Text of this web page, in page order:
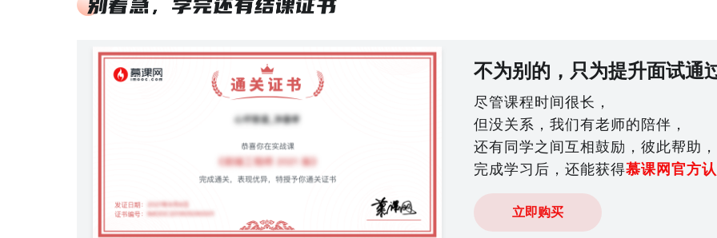
不为别的，只为提升面试通
尽管课程时间很长，
但没关系，我们有老师的陪伴，
还有同学之间互相鼓励，彼此帮助，
完成学习后，还能获得慕课网官方
立即购买